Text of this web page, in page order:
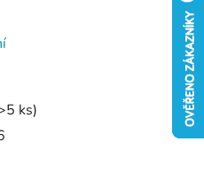
ks)